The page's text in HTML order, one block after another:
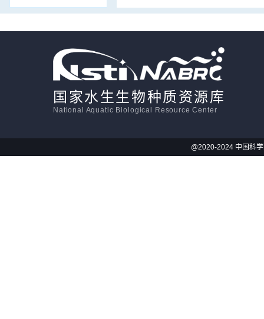
国家水生生物种质资源库
National Aquatic Biological Resource Center
@2020-2024 中国科